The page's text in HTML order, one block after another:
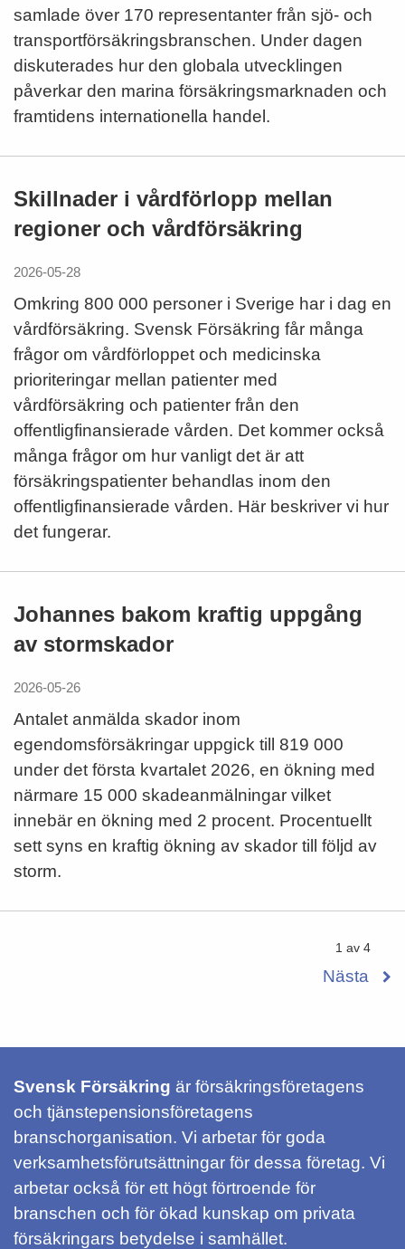
samlade över 170 representanter från sjö- och
transportförsäkringsbranschen. Under dagen
diskuterades hur den globala utvecklingen
påverkar den marina försäkringsmarknaden och
framtidens internationella handel.
Skillnader i vårdförlopp mellan
regioner och vårdförsäkring
2026-05-28
Omkring 800 000 personer i Sverige har i dag en
vårdförsäkring. Svensk Försäkring får många
frågor om vårdförloppet och medicinska
prioriteringar mellan patienter med
vårdförsäkring och patienter från den
offentligfinansierade vården. Det kommer också
många frågor om hur vanligt det är att
försäkringspatienter behandlas inom den
offentligfinansierade vården. Här beskriver vi hur
det fungerar.
Johannes bakom kraftig uppgång
av stormskador
2026-05-26
Antalet anmälda skador inom
egendomsförsäkringar uppgick till 819 000
under det första kvartalet 2026, en ökning med
närmare 15 000 skadeanmälningar vilket
innebär en ökning med 2 procent. Procentuellt
sett syns en kraftig ökning av skador till följd av
storm.
1 av 4
Nästa
Svensk Försäkring är försäkringsföretagens
och tjänstepensionsföretagens
branschorganisation. Vi arbetar för goda
verksamhetsförutsättningar för dessa företag. Vi
arbetar också för ett högt förtroende för
branschen och för ökad kunskap om privata
försäkringars betydelse i samhället.